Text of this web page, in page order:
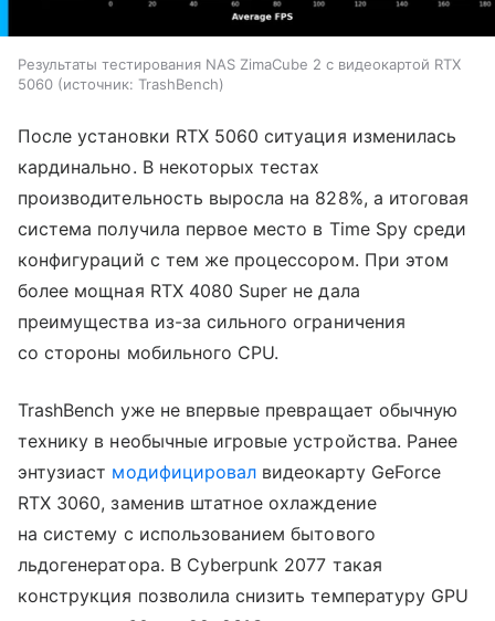
Результаты тестирования NAS ZimaCube 2 с видеокартой RTX
5060
источник: TrashBench
После установки RTX 5060 ситуация изменилась
кардинально. В некоторых тестах
производительность выросла на 828%, а итоговая
система получила первое место в Time Spy среди
конфигураций с тем же процессором. При этом
более мощная RTX 4080 Super не дала
преимущества из-за сильного ограничения
со стороны мобильного CPU.
TrashBench уже не впервые превращает обычную
технику в необычные игровые устройства. Ранее
энтузиаст модифицировал видеокарту GeForce
RTX 3060, заменив штатное охлаждение
на систему с использованием бытового
льдогенератора. В Cyberpunk 2077 такая
конструкция позволила снизить температуру GPU